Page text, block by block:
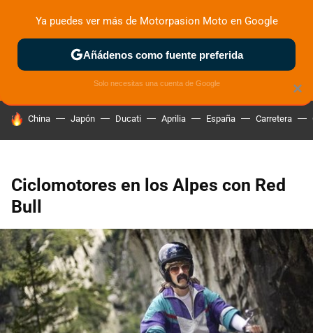
ZONA DE PRUEBAS DEPORTIVAS MOTOS ELÉCTRICAS
HOY SE HABLA DE
China Japón Ducati Aprilia España Carretera
Ciclomotores en los Alpes con Red
Bull
×
Ya puedes ver más de Motorpasion Moto en Google
Añádenos como fuente preferida
Solo necesitas una cuenta de Google